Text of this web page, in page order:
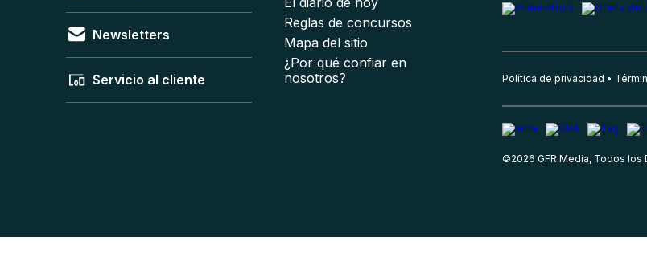
Newsletters
Servicio al cliente
Reglas de concursos
Mapa del sitio
¿Por qué confiar en
nosotros?
Política de privacidad
©2026 GFR Media, Todos